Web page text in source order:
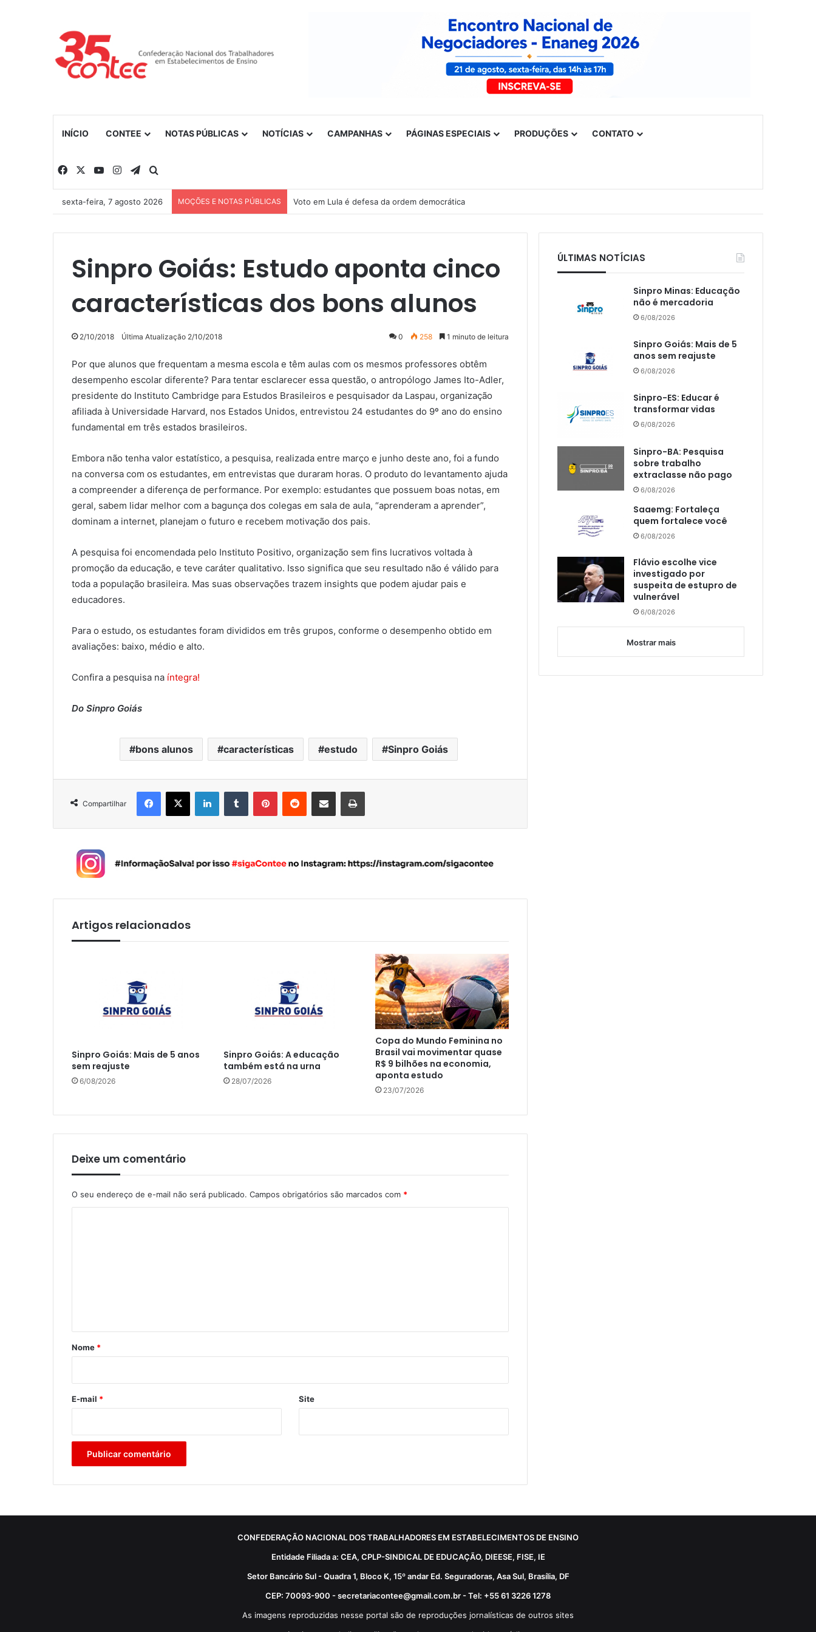
INÍCIO CONTEE NOTAS PÚBLICAS NOTÍCIAS CAMPANHAS PÁGINAS ESPECIAIS PRODUÇÕES CONTATO
Facebook YouTubeInstagramTelegram
sexta-feira, 7 agosto 2026 MOÇÕES E NOTAS PÚBLICAS Voto em Lula é defesa da ordem democrática
Sinpro Goiás: Estudo aponta cinco
características dos bons alunos
2/10/2018 Última Atualização 2/10/2018 0 258 1 minuto de leitura
Por que alunos que frequentam a mesma escola e têm aulas com os mesmos professores obtêm
desempenho escolar diferente? Para tentar esclarecer essa questão, o antropólogo James Ito-Adler,
presidente do Instituto Cambridge para Estudos Brasileiros e pesquisador da Laspau, organização
afiliada à Universidade Harvard, nos Estados Unidos, entrevistou 24 estudantes do 9º ano do ensino
fundamental em três estados brasileiros.
Embora não tenha valor estatístico, a pesquisa, realizada entre março e junho deste ano, foi a fundo
na conversa com os estudantes, em entrevistas que duraram horas. O produto do levantamento ajuda
a compreender a diferença de performance. Por exemplo: estudantes que possuem boas notas, em
geral, sabem lidar melhor com a bagunça dos colegas em sala de aula, “aprenderam a aprender”,
dominam a internet, planejam o futuro e recebem motivação dos pais.
A pesquisa foi encomendada pelo Instituto Positivo, organização sem fins lucrativos voltada à
promoção da educação, e teve caráter qualitativo. Isso significa que seu resultado não é válido para
toda a população brasileira. Mas suas observações trazem insights que podem ajudar pais e
educadores.
Para o estudo, os estudantes foram divididos em três grupos, conforme o desempenho obtido em
avaliações: baixo, médio e alto.
Confira a pesquisa na íntegra!
Do Sinpro Goiás
bons alunos características estudo Sinpro Goiás
Compartilhar
Artigos relacionados
Sinpro Goiás: Mais de 5 anos
sem reajuste
6/08/2026
Sinpro Goiás: A educação
também está na urna
28/07/2026
Copa do Mundo Feminina no
Brasil vai movimentar quase
R$ 9 bilhões na economia,
aponta estudo
23/07/2026
Deixe um comentário
O seu endereço de e-mail não será publicado. Campos obrigatórios são marcados com *
r
*
Nome *
E-mail * Site
ÚLTIMAS NOTÍCIAS
Sinpro Minas: Educação
não é mercadoria
6/08/2026
Sinpro Goiás: Mais de 5
anos sem reajuste
6/08/2026
Sinpro-ES: Educar é
transformar vidas
6/08/2026
Sinpro-BA: Pesquisa
sobre trabalho
extraclasse não pago
6/08/2026
Saaemg: Fortaleça
quem fortalece você
6/08/2026
Flávio escolhe vice
investigado por
suspeita de estupro de
vulnerável
6/08/2026
Mostrar mais
CONFEDERAÇÃO NACIONAL DOS TRABALHADORES EM ESTABELECIMENTOS DE ENSINO
Entidade Filiada a: CEA, CPLP-SINDICAL DE EDUCAÇÃO, DIEESE, FISE, IE
Setor Bancário Sul - Quadra 1, Bloco K, 15º andar Ed. Seguradoras, Asa Sul, Brasília, DF
CEP: 70093-900 - secretariacontee@gmail.com.br - Tel: +55 61 3226 1278
As imagens reproduzidas nesse portal são de reproduções jornalísticas de outros sites